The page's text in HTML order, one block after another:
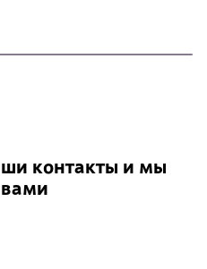
контакты и мы